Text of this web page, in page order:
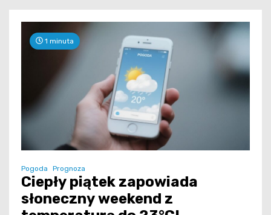
1 minuta
Pogoda Prognoza
Ciepły piątek zapowiada
słoneczny weekend z